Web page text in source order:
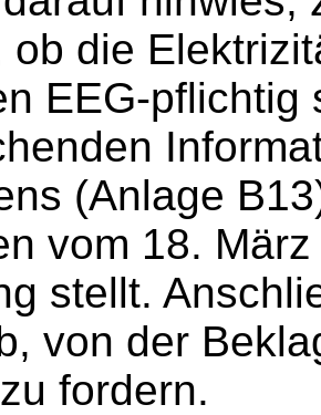
ob die
EEG-pflichtig
(Anlage
vom 18.
stellt.
von der
fordern.